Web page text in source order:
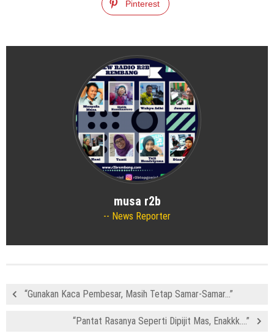
Pinterest
musa r2b
News Reporter
“Gunakan Kaca Pembesar, Masih Tetap Samar-Samar…”
“Pantat Rasanya Seperti Dipijit Mas, Enakkk….”